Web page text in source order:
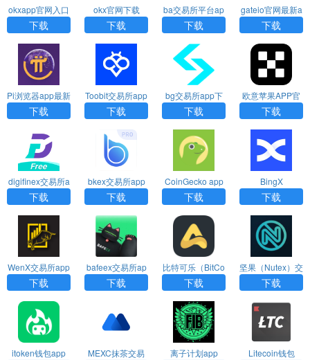
okxapp官网入口
下载
下载
okx官网下载
下载
ba交易所平台ap
p下载
下载
gateio官网最新a
pp下载
下载
Pi浏览器app最新
版免费下载
下载
Toobit交易所app
官网下载
下载
bg交易所app下
载
下载
欧意苹果APP官
方下载
下载
digifinex交易所a
pp
下载
bkex交易所app
下载
CoinGecko app
下载
BingX
下载
WenX交易所app
下载
bafeex交易所ap
p（BaseLib）
下载
比特可乐（BitCo
la）交易所app
下载
坚果（Nutex）交
易所app
下载
itoken钱包app
MEXC抹茶交易
离子计划app Litecoin钱包